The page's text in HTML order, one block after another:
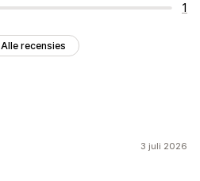
1
Alle recensies
3 juli 2026